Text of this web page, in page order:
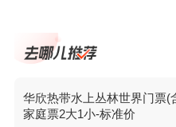
华欣热带水上丛林世界门票(
家庭票2大1小-标准价